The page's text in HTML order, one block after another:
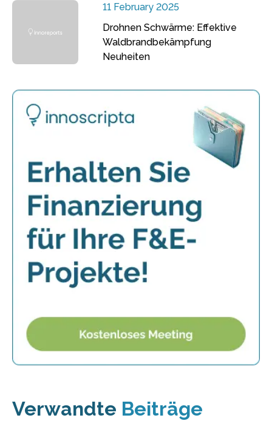
11 February 2025
Drohnen Schwärme: Effektive
Waldbrandbekämpfung
Neuheiten
Verwandte Beiträge